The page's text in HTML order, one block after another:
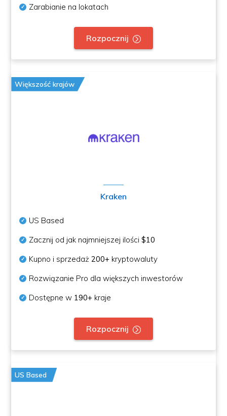
Zarabianie na lokatach
Rozpocznij
Większość krajów
Kraken
US Based
Zacznij od jak najmniejszej ilości$10
Kupno i sprzedaż200+ kryptowaluty
Rozwiązanie Pro dla większych inwestorów
Dostępne w 190+ kraje
Rozpocznij
US Based